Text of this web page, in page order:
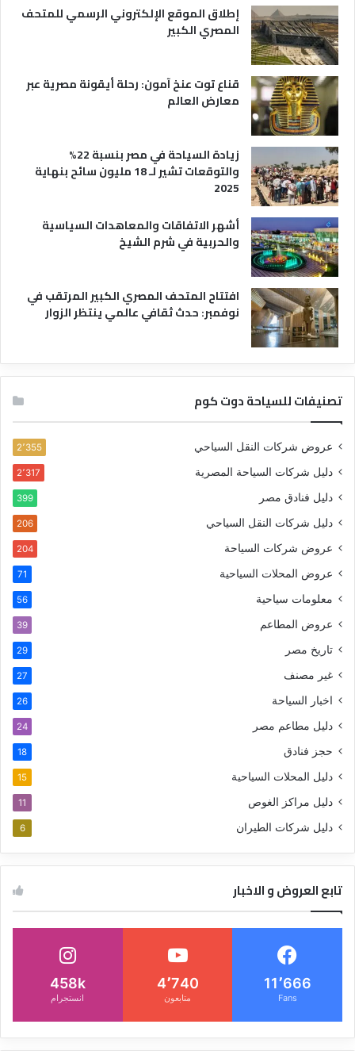
س
ح
ي
إطلاق الموقع الإلكتروني الرسمي للمتحف
المصري الكبير
قناع توت عنخ آمون: رحلة أيقونة مصرية عبر
معارض العالم
زيادة السياحة في مصر بنسبة 22%
والتوقعات تشير لـ 18 مليون سائح بنهاية
2025
أشهر الاتفاقات والمعاهدات السياسية
والحربية في شرم الشيخ
افتتاح المتحف المصري الكبير المرتقب في
نوفمبر: حدث ثقافي عالمي ينتظر الزوار
تصنيفات للسياحة دوت كوم
عروض شركات النقل السياحي 2٬355
دليل شركات السياحة المصرية 2٬317
دليل فنادق مصر 399
دليل شركات النقل السياحي 206
عروض شركات السياحة 204
عروض المحلات السياحية 71
معلومات سياحية 56
عروض المطاعم 39
تاريخ مصر 29
غير مصنف 27
اخبار السياحة 26
دليل مطاعم مصر 24
حجز فنادق 18
دليل المحلات السياحية 15
دليل مراكز الغوص 11
دليل شركات الطيران 6
تابع العروض و الاخبار
11٬666
Fans
4٬740
متابعون
458k
انستجرام